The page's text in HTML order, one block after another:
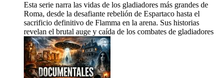
Esta serie narra las vidas de los gladiadores más grandes de
Roma, desde la desafiante rebelión de Espartaco hasta el
sacrificio definitivo de Flamma en la arena. Sus historias
revelan el brutal auge y caída de los combates de gladiadores